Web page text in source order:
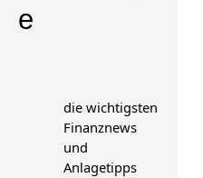
e
die wichtigsten
Finanznews
und
Anlagetipps